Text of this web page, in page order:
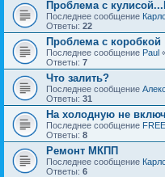
Проблема с
Последнее сообщение
Ответы: 22
Проблема с коробкой
Последнее сообщение Paul
Ответы: 7
Что залить?
Последнее сообщение
Ответы: 31
На холодную не
Последнее сообщение
Ответы: 8
Ремонт МКПП
Последнее сообщение
Ответы: 6